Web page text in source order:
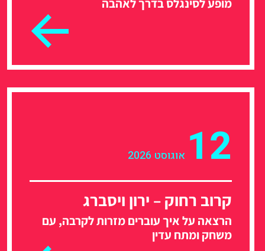
מופע לסינגלס בדרך לאהבה
12 אוגוסט 2026
קרוב רחוק – ירון ויסברג
הרצאה על איך עוברים מזרות לקרבה, עם
משחק ומתח עדין